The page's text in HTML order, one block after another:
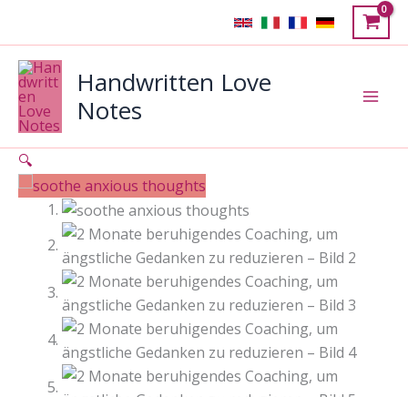
springen
Handwritten Love
Notes
🔍